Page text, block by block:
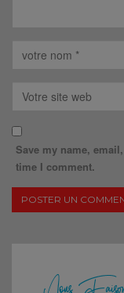
Save my name,
time I comment.